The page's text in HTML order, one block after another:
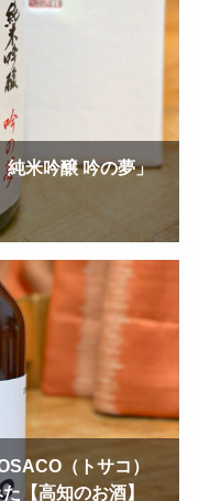
純米吟醸 吟の夢」
（トサコ）
【高知のお酒】